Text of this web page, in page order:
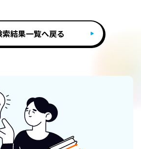
索結果一覧へ戻る